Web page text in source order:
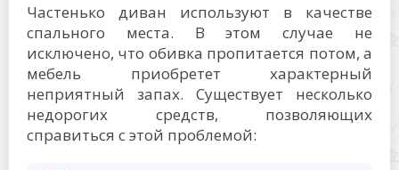
Частенько диван используют в качестве
спального места. В этом случае не
исключено, что обивка пропитается потом, а
мебель приобретет характерный
неприятный запах. Существует несколько
недорогих средств, позволяющих
справиться с этой проблемой: